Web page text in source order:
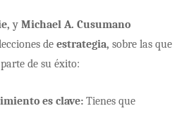
y Michael A. Cusumano
de estrategia, sobre las que
de su éxito:
es clave: Tienes que